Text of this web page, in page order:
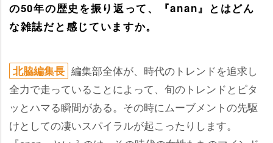
の50年の歴史を振り返って、『anan』とはどん
な雑誌だと感じていますか。
北脇編集長 編集部全体が、時代のトレンドを追求し
全力で走っていることによって、旬のトレンドとピタ
ッとハマる瞬間がある。その時にムーブメントの先駆
けとしての凄いスパイラルが起こったりします。